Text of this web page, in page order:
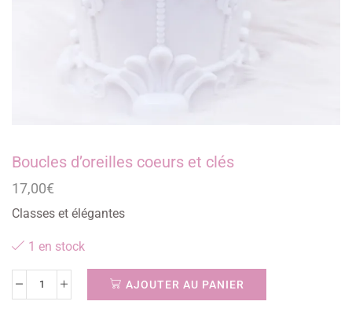
Boucles d’oreilles coeurs et clés
17,00€
Classes et élégantes
1 en stock
AJOUTER AU PANIER